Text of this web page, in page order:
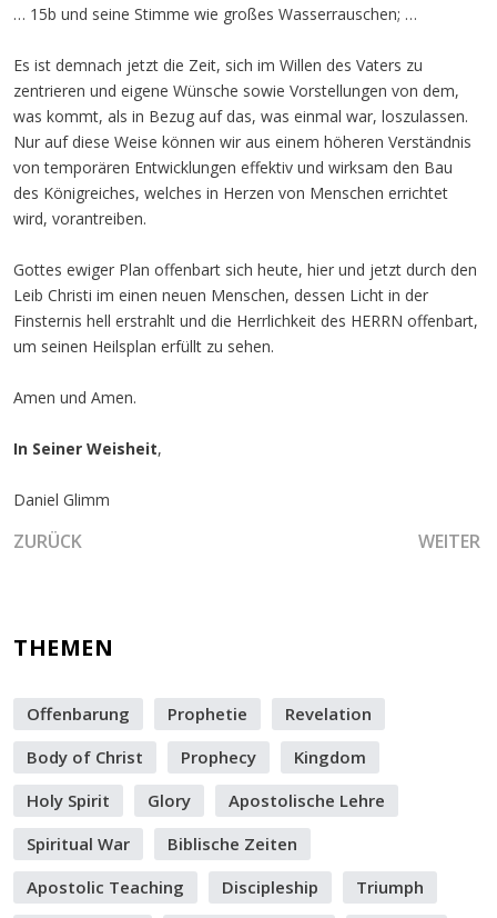
… 15b und seine Stimme wie großes Wasserrauschen; …
Es ist demnach jetzt die Zeit, sich im Willen des Vaters zu
zentrieren und eigene Wünsche sowie Vorstellungen von dem,
was kommt, als in Bezug auf das, was einmal war, loszulassen.
Nur auf diese Weise können wir aus einem höheren Verständnis
von temporären Entwicklungen effektiv und wirksam den Bau
des Königreiches, welches in Herzen von Menschen errichtet
wird, vorantreiben.
Gottes ewiger Plan offenbart sich heute, hier und jetzt durch den
Leib Christi im einen neuen Menschen, dessen Licht in der
Finsternis hell erstrahlt und die Herrlichkeit des HERRN offenbart,
um seinen Heilsplan erfüllt zu sehen.
Amen und Amen.
In Seiner Weisheit,
Daniel Glimm
VORHERIGER BEITRAG: DIE BEDEUTUNG DER
ZURÜCK WEITER
THEMEN
Offenbarung Prophetie
Revelation
Body of Christ
Prophecy
Kingdom
Holy Spirit
Glory
Apostolische Lehre
Spiritual War
Biblische Zeiten
Apostolic Teaching
Discipleship
Triumph